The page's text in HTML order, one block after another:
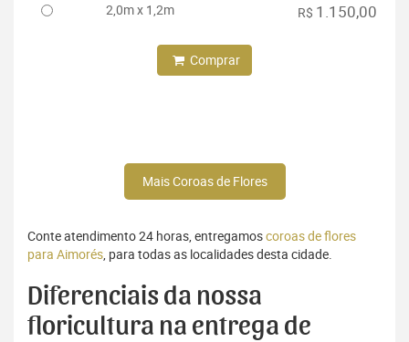
2,0m x 1,2m R$ 1.150,00
Comprar
Mais Coroas de Flores
Conte atendimento 24 horas, entregamoscoroas de flores
para Aimorés, para todas as localidades desta cidade.
Diferenciais da nossa
floricultura na entrega de